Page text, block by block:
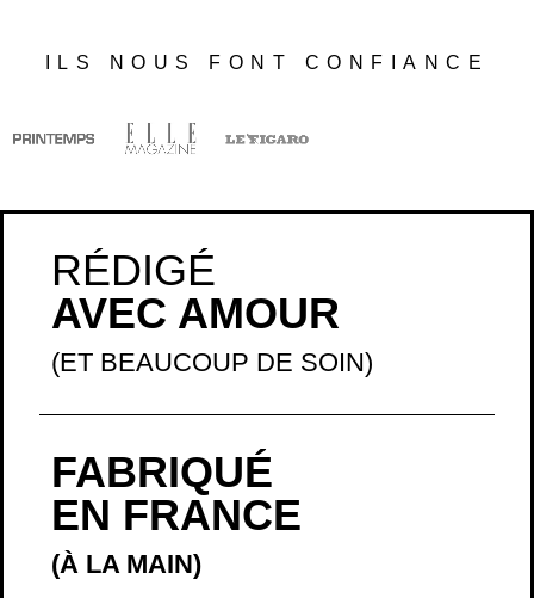
ILS NOUS FONT CONFIANCE
RÉDIGÉ
AVEC AMOUR
(ET BEAUCOUP DE SOIN)
FABRIQUÉ
EN FRANCE
(À LA MAIN)